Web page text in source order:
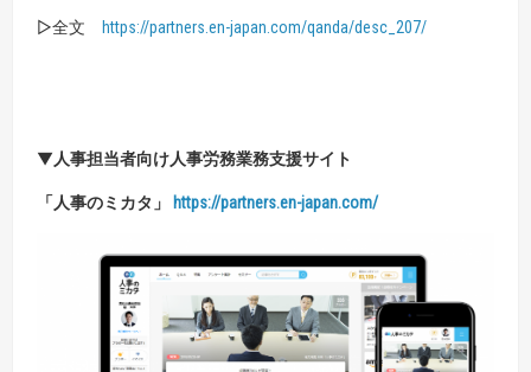
▷全文 https://partners.en-japan.com/qanda/desc_207/
▼ 人事担当者向け人事労務業務支援サイト
「人事のミカタ」 https://partners.en-japan.com/